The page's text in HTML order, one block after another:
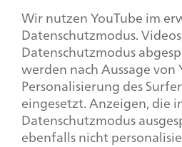
Wir nutzen YouTube im
Datenschutzmodus.
Datenschutzmodus
werden nach Aussage
Personalisierung des
eingesetzt. Anzeigen, die
Datenschutzmodus
ebenfalls nicht